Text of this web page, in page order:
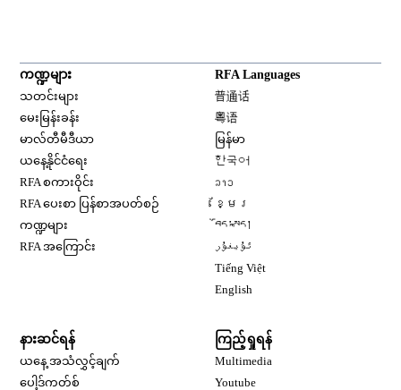
ကဏ္ဍများ
သတင်းများ
မေးမြန်းခန်း
မာလ်တီမီဒီယာ
ယနေ့နိုင်ငံရေး
RFA စကားဝိုင်း
RFA ပေးစာ ပြန်စာအပတ်စဉ်
ကဏ္ဍများ
RFA အကြောင်း
RFA Languages
普通话
粤语
မြန်မာ
한국어
ລາວ
ខ្មែរ
བོད་སྐད།
ئۇيغۇر
Tiếng Việt
English
နားဆင်ရန်
ယနေ့ အသံလွှင့်ချက်
ပေါ့ဒ်ကတ်စ်
ကြည့်ရှုရန်
Multimedia
Youtube